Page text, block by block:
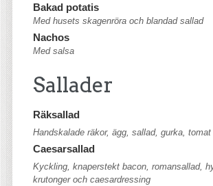
Bakad potatis
Med husets skagenröra och blandad sallad
Nachos
Med salsa
Sallader
Räksallad
Handskalade räkor, ägg, sallad, gurka,
Caesarsallad
Kyckling, knaperstekt bacon, romansallad,
krutonger och caesardressing